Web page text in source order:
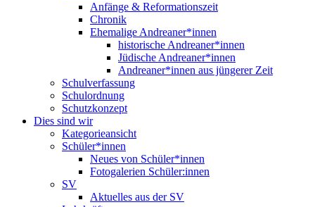
Anfänge & Reformationszeit
Chronik
Ehemalige Andreaner*innen
historische Andreaner*innen
Jüdische Andreaner*innen
Andreaner*innen aus jüngerer Zeit
Schulverfassung
Schulordnung
Schutzkonzept
Dies sind wir
Kategorieansicht
Schüler*innen
Neues von Schüler*innen
Fotogalerien Schüler:innen
SV
Aktuelles aus der SV